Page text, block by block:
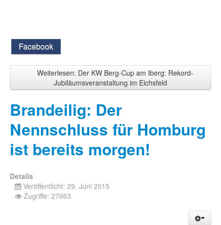
Facebook
Weiterlesen: Der KW Berg-Cup am Iberg: Rekord-
Jubiläumsveranstaltung im Eichsfeld
Brandeilig: Der
Nennschluss für Homburg
ist bereits morgen!
Details
Veröffentlicht: 29. Juni 2015
Zugriffe: 27663